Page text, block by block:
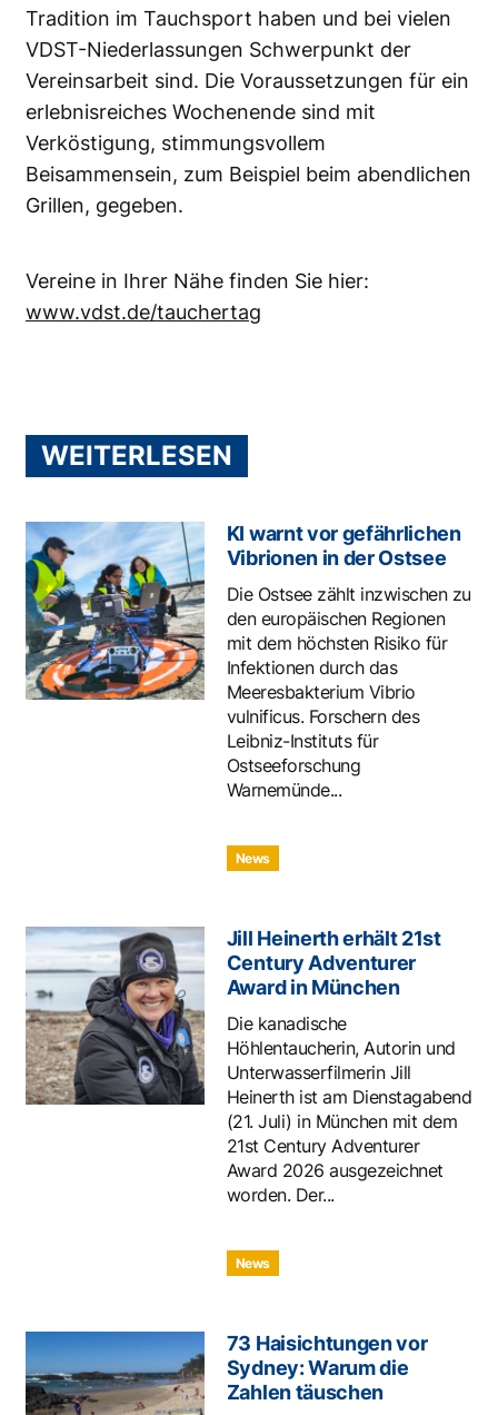
Tradition im Tauchsport haben und bei vielen
VDST-Niederlassungen Schwerpunkt der
Vereinsarbeit sind. Die Voraussetzungen für ein
erlebnisreiches Wochenende sind mit
Verköstigung, stimmungsvollem
Beisammensein, zum Beispiel beim abendlichen
Grillen, gegeben.
Vereine in Ihrer Nähe finden Sie hier:
www.vdst.de/tauchertag
WEITERLESEN
KI warnt vor gefährlichen
Vibrionen in der Ostsee
Die Ostsee zählt inzwischen zu
den europäischen Regionen
mit dem höchsten Risiko für
Infektionen durch das
Meeresbakterium Vibrio
vulnificus. Forschern des
Leibniz-Instituts für
Ostseeforschung
Warnemünde...
News
Jill Heinerth erhält 21st
Century Adventurer
Award in München
Die kanadische
Höhlentaucherin, Autorin und
Unterwasserfilmerin Jill
Heinerth ist am Dienstagabend
(21. Juli) in München mit dem
21st Century Adventurer
Award 2026 ausgezeichnet
worden. Der...
News
73 Haisichtungen vor
Sydney: Warum die
Zahlen täuschen